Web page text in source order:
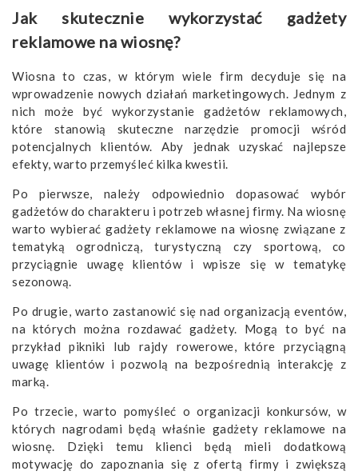
​Jak skutecznie wykorzystać gadżety
reklamowe na wiosnę?
Wiosna to czas, w którym wiele firm decyduje się na
wprowadzenie nowych działań marketingowych. Jednym z
nich może być wykorzystanie gadżetów reklamowych,
które stanowią skuteczne narzędzie promocji wśród
potencjalnych klientów. Aby jednak uzyskać najlepsze
efekty, warto przemyśleć kilka kwestii.
Po pierwsze, należy odpowiednio dopasować wybór
gadżetów do charakteru i potrzeb własnej firmy. Na wiosnę
warto wybierać gadżety reklamowe na wiosnę związane z
tematyką ogrodniczą, turystyczną czy sportową, co
przyciągnie uwagę klientów i wpisze się w tematykę
sezonową.
Po drugie, warto zastanowić się nad organizacją eventów,
na których można rozdawać gadżety. Mogą to być na
przykład pikniki lub rajdy rowerowe, które przyciągną
uwagę klientów i pozwolą na bezpośrednią interakcję z
marką.
Po trzecie, warto pomyśleć o organizacji konkursów, w
których nagrodami będą właśnie gadżety reklamowe na
wiosnę. Dzięki temu klienci będą mieli dodatkową
motywację do zapoznania się z ofertą firmy i zwiększą